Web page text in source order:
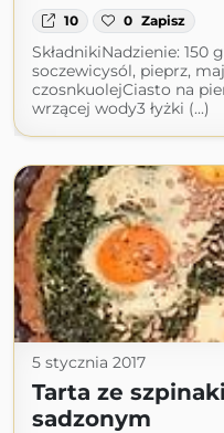
10 0 Zapisz
SkładnikiNadzienie: 150
soczewicysól, pieprz,
czosnkuolejCiasto na
wrzącej wody3 łyżki (...)
5 stycznia 2017
Tarta ze
sadzonym